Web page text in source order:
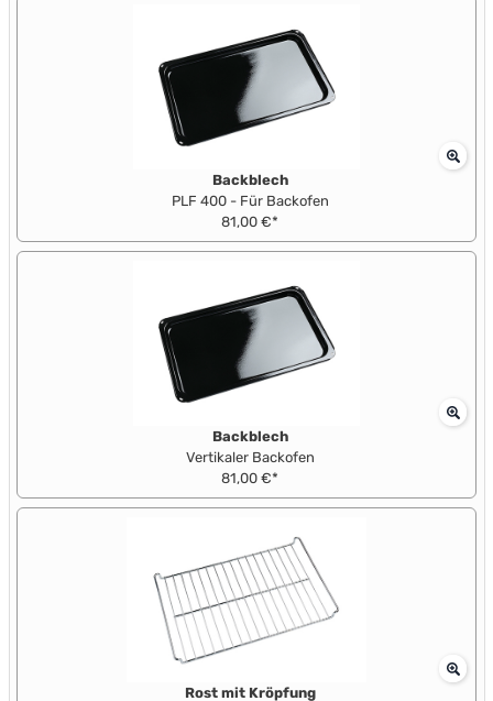
Backblech
PLF 400 - Für Backofen
81,00 €*
Backblech
Vertikaler Backofen
81,00 €*
Rost mit Kröpfung